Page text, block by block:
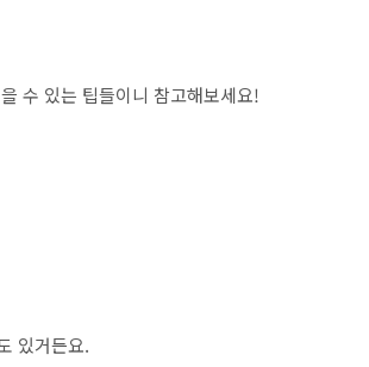
수 있는 팁들이니 참고해보세요!
있거든요.